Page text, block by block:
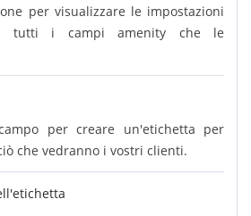
per visualizzare le impostazioni
tutti i campi amenity che le
per creare un'etichetta per
che vedranno i vostri clienti.